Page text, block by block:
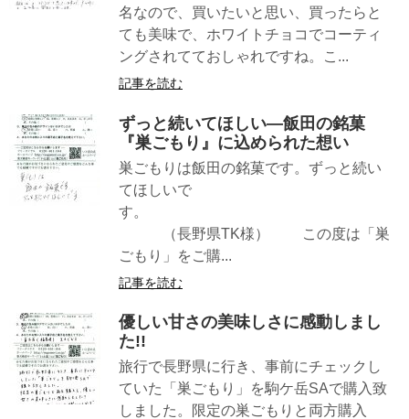
名なので、買いたいと思い、買ったらと
ても美味で、ホワイトチョコでコーティ
ングされてておしゃれですね。こ...
記事を読む
ずっと続いてほしい—飯田の銘菓
『巣ごもり』に込められた想い
巣ごもりは飯田の銘菓です。ずっと続い
てほしいで
す。
（長野県TK様） この度は「巣
ごもり」をご購...
記事を読む
優しい甘さの美味しさに感動しまし
た!!
旅行で長野県に行き、事前にチェックし
ていた「巣ごもり」を駒ケ岳SAで購入致
しました。限定の巣ごもりと両方購入